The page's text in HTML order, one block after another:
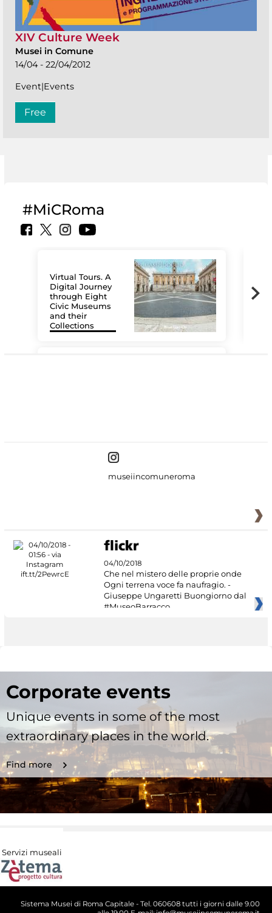
XIV Culture Week
Musei in Comune
14/04 - 22/04/2012
Event|Events
Free
#MiCRoma
Virtual Tours. A
Digital Journey
through Eight
Civic Museums
and their
Collections
museiincomuneroma
04/10/2018
Che nel mistero delle proprie onde
Ogni terrena voce fa naufragio. -
Giuseppe Ungaretti Buongiorno dal
#MuseoBarracco
Corporate events
Unique events in some of the most
extraordinary places in the world.
Find more
Servizi museali
Sistema Musei di Roma Capitale - Tel. 060608 tutti i giorni dalle 9.00